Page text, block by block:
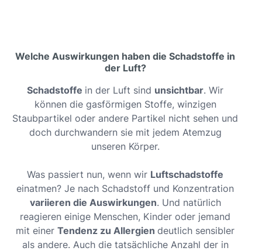
Welche Auswirkungen haben die Schadstoffe in
der Luft?
Schadstoffe in der Luft sind unsichtbar. Wir
können die gasförmigen Stoffe, winzigen
Staubpartikel oder andere Partikel nicht sehen und
doch durchwandern sie mit jedem Atemzug
unseren Körper.
Was passiert nun, wenn wir Luftschadstoffe
einatmen? Je nach Schadstoff und Konzentration
variieren die Auswirkungen. Und natürlich
reagieren einige Menschen, Kinder oder jemand
mit einer Tendenz zu Allergien deutlich sensibler
als andere. Auch die tatsächliche Anzahl der in